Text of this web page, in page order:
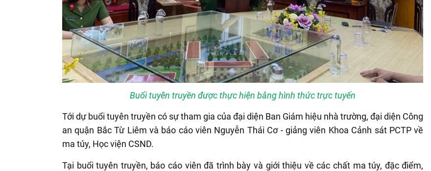
Buổi tuyên truyền được thực hiện bằng hình thức trực tuyến
Tới dự buổi tuyên truyền có sự tham gia của đại diện Ban Giám hiệu nhà trường, đại diện Công
an quận Bắc Từ Liêm và báo cáo viên Nguyễn Thái Cơ - giảng viên Khoa Cảnh sát PCTP về
ma túy, Học viện CSND.
Tại buổi tuyên truyền, báo cáo viên đã trình bày và giới thiệu về các chất ma túy, đặc điểm,